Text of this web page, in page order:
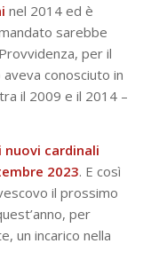
nel 2014 ed è
sarebbe
per il
conosciuto in
il 2009 e il 2014 –
i nuovi cardinali
2023. E così
il prossimo
per
un incarico nella